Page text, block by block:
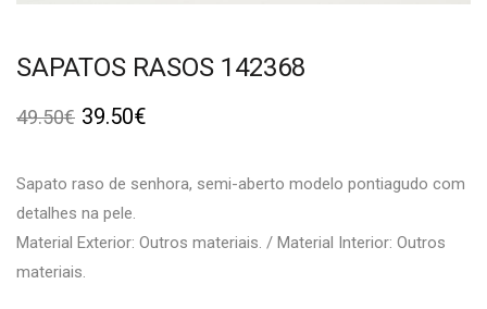
SAPATOS RASOS 142368
49.50€ 39.50€
Sapato raso de senhora, semi-aberto modelo pontiagudo com
detalhes na pele.
Material Exterior: Outros materiais. / Material Interior: Outros
materiais.